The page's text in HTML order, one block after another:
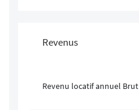
Revenus
Revenu locatif annuel Brut